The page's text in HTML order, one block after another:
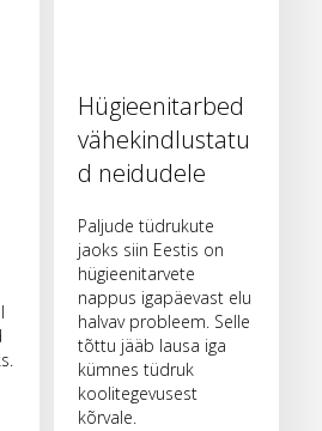
Hügieenitarbed
vähekindlustatu
d neidudele
Paljude tüdrukute
jaoks siin Eestis on
hügieenitarvete
nappus igapäevast elu
halvav probleem. Selle
tõttu jääb lausa iga
kümnes tüdruk
koolitegevusest
kõrvale.